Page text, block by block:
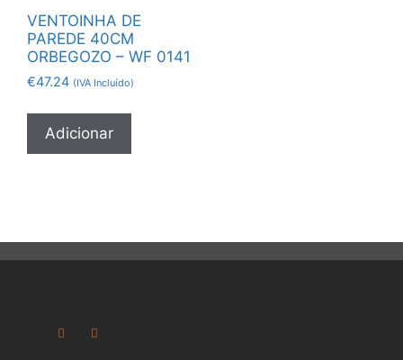
VENTOINHA DE
PAREDE 40CM
ORBEGOZO – WF 0141
€47.24 (IVA Incluído)
Adicionar